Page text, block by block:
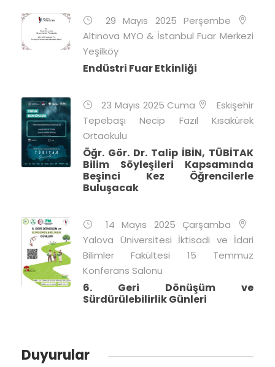
29 Mayıs 2025 Perşembe
Altınova MYO & İstanbul Fuar Merkezi
Yeşilköy
Endüstri Fuar Etkinliği
23 Mayıs 2025 Cuma
Eskişehir
Tepebaşı Necip Fazıl Kısakürek
Ortaokulu
Öğr. Gör. Dr. Talip İBİN, TÜBİTAK
Bilim Söyleşileri Kapsamında
Beşinci Kez Öğrencilerle
Buluşacak
14 Mayıs 2025 Çarşamba
Yalova Üniversitesi İktisadi ve İdari
Bilimler Fakültesi 15 Temmuz
Konferans Salonu
6. Geri Dönüşüm ve
Sürdürülebilirlik Günleri
Duyurular